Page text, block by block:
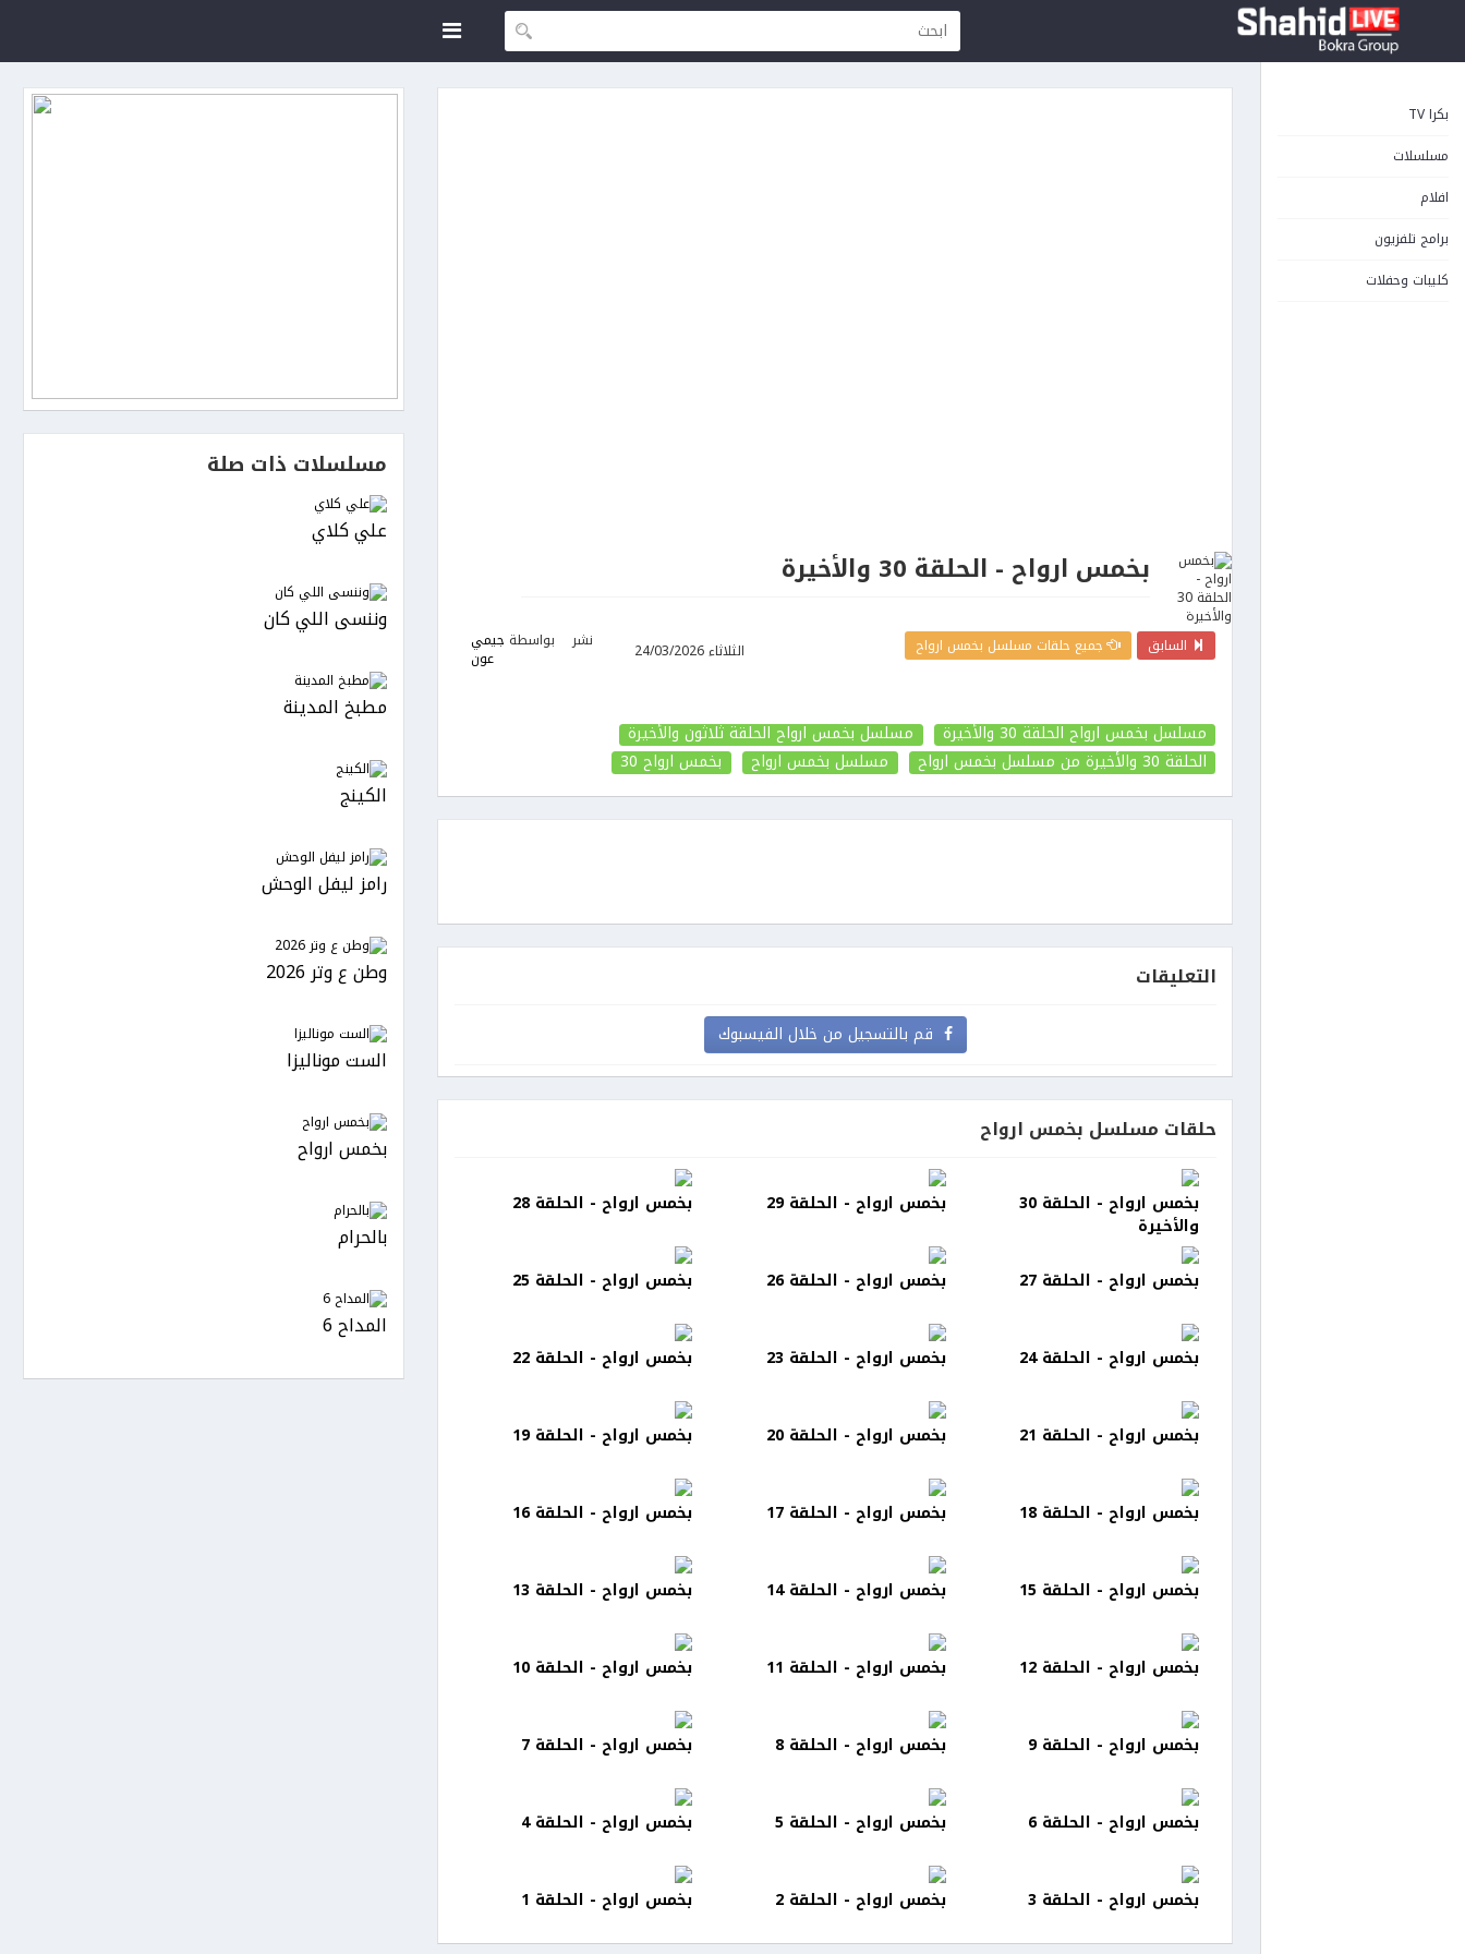
بكرا TV
مسلسلات
افلام
برامج تلفزيون
كليبات وحفلات
بخمس ارواح - الحلقة 30 والأخيرة
السابق جميع حلقات مسلسل بخمس ارواح نشر الثلاثاء 24/03/2026 بواسطة جيمي
عون
مسلسل بخمس ارواح الحلقة 30 والأخيرة
مسلسل بخمس ارواح الحلقة ثلاثون والأخيرة
الحلقة 30 والأخيرة
من مسلسل بخمس ارواح مسلسل بخمس ارواح بخمس ارواح 30
التعليقات
قم بالتسجيل من خلال الفيسبوك
حلقات مسلسل بخمس ارواح
بخمس ارواح - الحلقة 30
والأخيرة
بخمس ارواح - الحلقة 29 بخمس ارواح - الحلقة 28
بخمس ارواح - الحلقة 27 بخمس ارواح - الحلقة 26 بخمس ارواح - الحلقة 25
بخمس ارواح - الحلقة 24 بخمس ارواح - الحلقة 23 بخمس ارواح - الحلقة 22
بخمس ارواح - الحلقة 21 بخمس ارواح - الحلقة 20 بخمس ارواح - الحلقة 19
بخمس ارواح - الحلقة 18 بخمس ارواح - الحلقة 17 بخمس ارواح - الحلقة 16
بخمس ارواح - الحلقة 15 بخمس ارواح - الحلقة 14 بخمس ارواح - الحلقة 13
بخمس ارواح - الحلقة 12 بخمس ارواح - الحلقة 11 بخمس ارواح - الحلقة 10
بخمس ارواح - الحلقة 9 بخمس ارواح - الحلقة 8 بخمس ارواح - الحلقة 7
بخمس ارواح - الحلقة 6 بخمس ارواح - الحلقة 5 بخمس ارواح - الحلقة 4
بخمس ارواح - الحلقة 3 بخمس ارواح - الحلقة 2 بخمس ارواح - الحلقة 1
مسلسلات ذات صلة
علي كلاي
وننسى اللي كان
مطبخ المدينة
الكينج
رامز ليفل الوحش
وطن ع وتر 2026
الست موناليزا
بخمس ارواح
بالحرام
المداح 6